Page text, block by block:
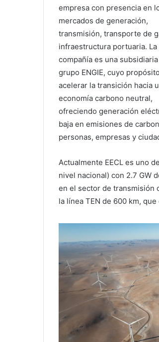
empresa con presencia en
mercados de generación,
transmisión, transporte de
infraestructura portuaria. La
compañía es una
grupo ENGIE, cuyo
acelerar la transición hacia
economía carbono neutral,
ofreciendo generación
baja en emisiones de
personas, empresas y
Actualmente EECL es uno
nivel nacional) con 2.7 GW
en el sector de transmisión
la línea TEN de 600 km,